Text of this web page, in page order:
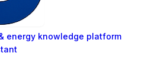
energy knowledge platform